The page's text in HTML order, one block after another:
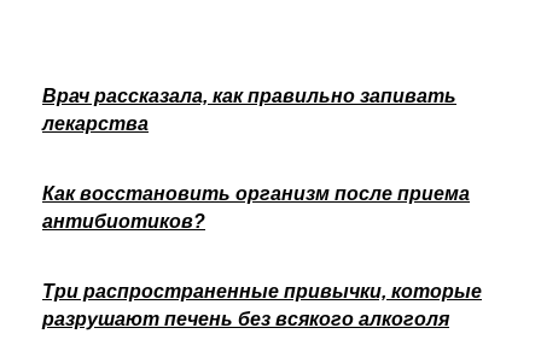
Врач рассказала, как правильно запивать
лекарства
Как восстановить организм после приема
антибиотиков?
Три распространенные привычки, которые
разрушают печень без всякого алкоголя